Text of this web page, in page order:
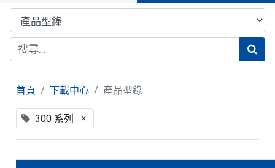
首頁 下載中心 產品型錄
300 系列 ×